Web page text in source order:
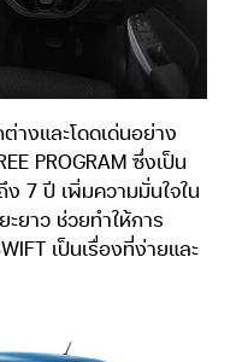
างและโดดเด่นอย่าง
PROGRAM ซึ่งเป็น
ง 7 ปี เพิ่มความมั่นใจใน
ยาว ช่วยทำให้การ
เป็นเรื่องที่ง่ายและ